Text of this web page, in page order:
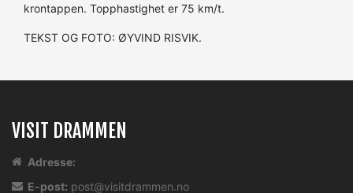
krontappen. Topphastighet er 75 km/t.
TEKST OG FOTO: ØYVIND RISVIK.
VISIT DRAMMEN
Adresse:
E-post: post@visitdrammen.no